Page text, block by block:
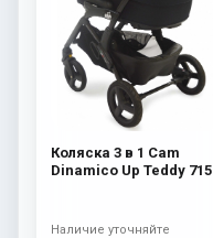
Коляска 3 в 1 Cam
Dinamico Up Teddy 715
Наличие уточняйте